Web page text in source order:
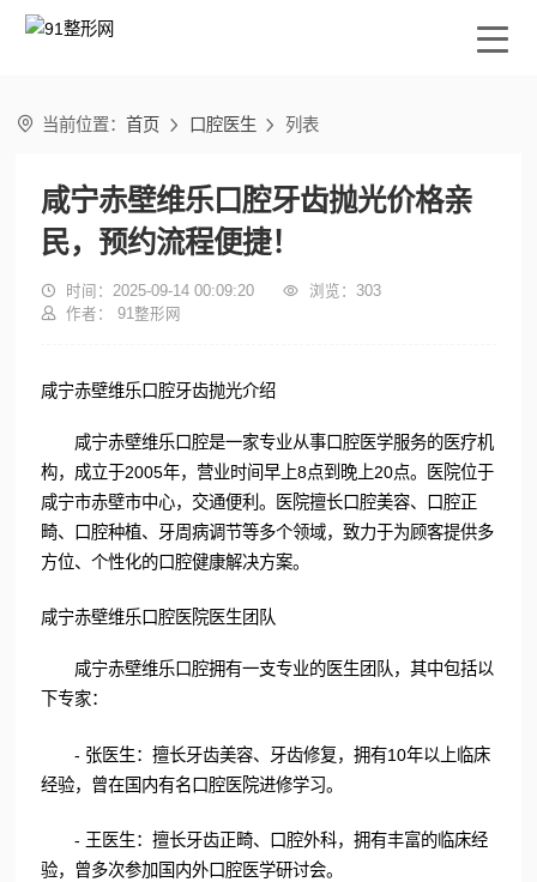
 当前位置：首页  口腔医生  列表
咸宁赤壁维乐口腔牙齿抛光价格亲
民，预约流程便捷！
 时间：2025-09-14 00:09:20  浏览： 303
 作者： 91整形网
咸宁赤壁维乐口腔牙齿抛光介绍
咸宁赤壁维乐口腔是一家专业从事口腔医学服务的医疗机
构，成立于2005年，营业时间早上8点到晚上20点。医院位于
咸宁市赤壁市中心，交通便利。医院擅长口腔美容、口腔正
畸、口腔种植、牙周病调节等多个领域，致力于为顾客提供多
方位、个性化的口腔健康解决方案。
咸宁赤壁维乐口腔医院医生团队
咸宁赤壁维乐口腔拥有一支专业的医生团队，其中包括以
下专家：
- 张医生：擅长牙齿美容、牙齿修复，拥有10年以上临床
经验，曾在国内有名口腔医院进修学习。
- 王医生：擅长牙齿正畸、口腔外科，拥有丰富的临床经
验，曾多次参加国内外口腔医学研讨会。